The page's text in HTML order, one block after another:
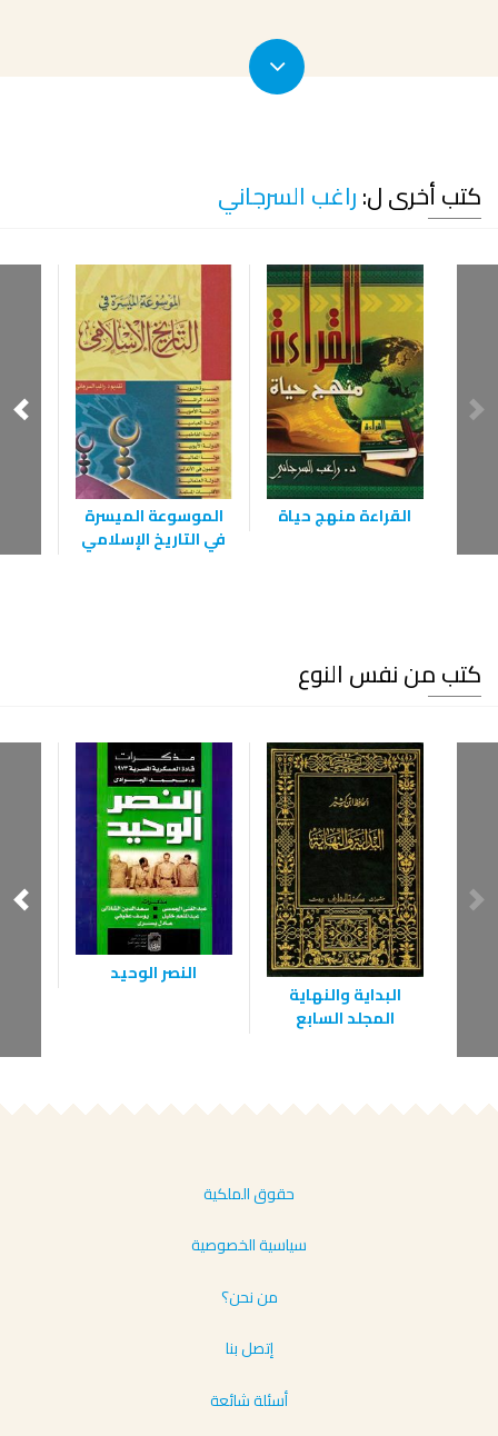
كتب أخرى ل:راغب السرجاني
القراءة منهج حياة
الموسوعة الميسرة
في التاريخ الإسلامي
كتب من نفس النوع
البداية والنهاية
المجلد السابع
النصر الوحيد
حقوق الملكية
سياسية الخصوصية
من نحن؟
إتصل بنا
أسئلة شائعة